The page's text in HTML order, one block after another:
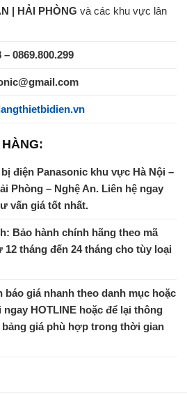
| HẢI PHÒNG và các khu vực lân
– 0869.800.299
điện Panasonic khu vực Hà Nội –
Phòng – Nghệ An. Liên hệ ngay
vấn giá tốt nhất.
Bảo hành chính hãng theo mã
tháng đến 24 tháng cho tùy loại
báo giá nhanh theo danh mục hoặc
HOTLINE hoặc để lại thông
giá phù hợp trong thời gian